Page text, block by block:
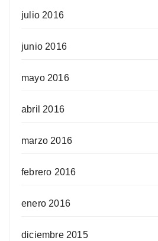
julio 2016
junio 2016
mayo 2016
abril 2016
marzo 2016
febrero 2016
enero 2016
diciembre 2015